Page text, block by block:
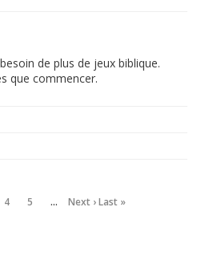
de plus de jeux biblique.
que commencer.
4 5 … Next ›Last »